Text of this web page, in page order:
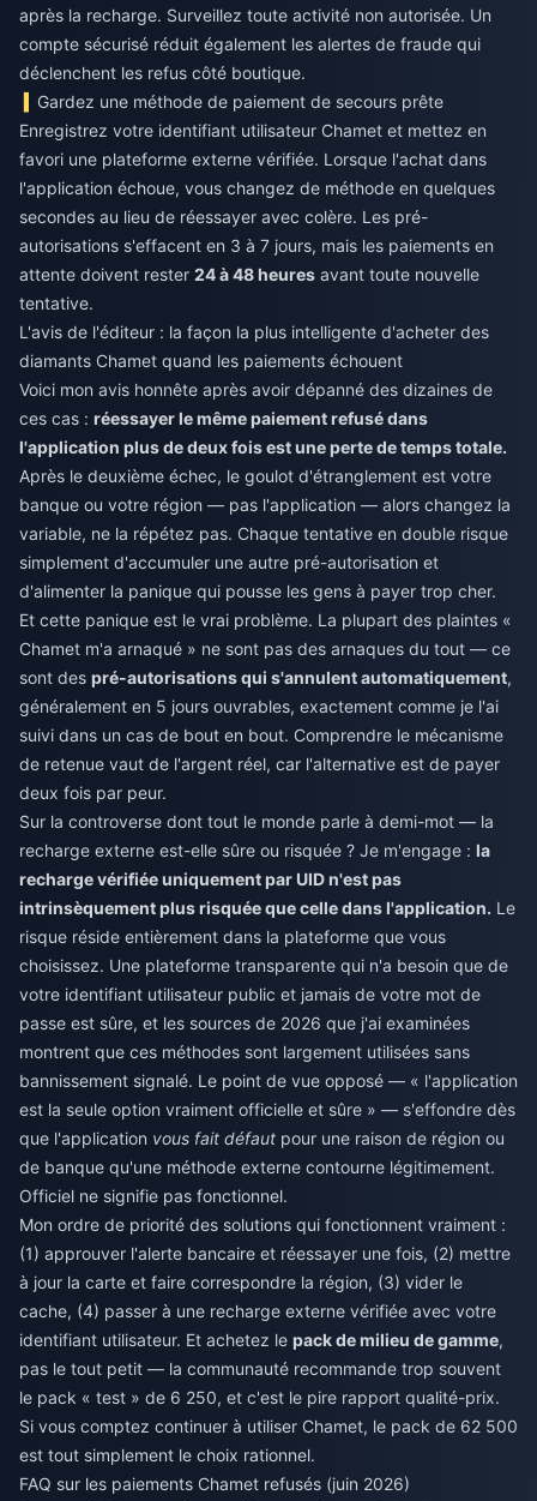
après la recharge. Surveillez toute activité non autorisée. Un
compte sécurisé réduit également les alertes de fraude qui
déclenchent les refus côté boutique.
Gardez une méthode de paiement de secours prête
Enregistrez votre identifiant utilisateur Chamet et mettez en
favori une plateforme externe vérifiée. Lorsque l'achat dans
l'application échoue, vous changez de méthode en quelques
secondes au lieu de réessayer avec colère. Les pré-
autorisations s'effacent en 3 à 7 jours, mais les paiements en
attente doivent rester 24 à 48 heures avant toute nouvelle
tentative.
L'avis de l'éditeur : la façon la plus intelligente d'acheter des
diamants Chamet quand les paiements échouent
Voici mon avis honnête après avoir dépanné des dizaines de
ces cas : réessayer le même paiement refusé dans
l'application plus de deux fois est une perte de temps totale.
Après le deuxième échec, le goulot d'étranglement est votre
banque ou votre région — pas l'application — alors changez la
variable, ne la répétez pas. Chaque tentative en double risque
simplement d'accumuler une autre pré-autorisation et
d'alimenter la panique qui pousse les gens à payer trop cher.
Et cette panique est le vrai problème. La plupart des plaintes «
Chamet m'a arnaqué » ne sont pas des arnaques du tout — ce
sont des pré-autorisations qui s'annulent automatiquement,
généralement en 5 jours ouvrables, exactement comme je l'ai
suivi dans un cas de bout en bout. Comprendre le mécanisme
de retenue vaut de l'argent réel, car l'alternative est de payer
deux fois par peur.
Sur la controverse dont tout le monde parle à demi-mot — la
recharge externe est-elle sûre ou risquée ? Je m'engage : la
recharge vérifiée uniquement par UID n'est pas
intrinsèquement plus risquée que celle dans l'application. Le
risque réside entièrement dans la plateforme que vous
choisissez. Une plateforme transparente qui n'a besoin que de
votre identifiant utilisateur public et jamais de votre mot de
passe est sûre, et les sources de 2026 que j'ai examinées
montrent que ces méthodes sont largement utilisées sans
bannissement signalé. Le point de vue opposé — « l'application
est la seule option vraiment officielle et sûre » — s'effondre dès
que l'application vous fait défaut pour une raison de région ou
de banque qu'une méthode externe contourne légitimement.
Officiel ne signifie pas fonctionnel.
Mon ordre de priorité des solutions qui fonctionnent vraiment :
(1) approuver l'alerte bancaire et réessayer une fois, (2) mettre
à jour la carte et faire correspondre la région, (3) vider le
cache, (4) passer à une recharge externe vérifiée avec votre
identifiant utilisateur. Et achetez le pack de milieu de gamme,
pas le tout petit — la communauté recommande trop souvent
le pack « test » de 6 250, et c'est le pire rapport qualité-prix.
Si vous comptez continuer à utiliser Chamet, le pack de 62 500
est tout simplement le choix rationnel.
FAQ sur les paiements Chamet refusés (juin 2026)